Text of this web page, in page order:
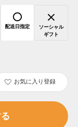
配送日指定
ソーシャル
ギフト
お気に入り登録